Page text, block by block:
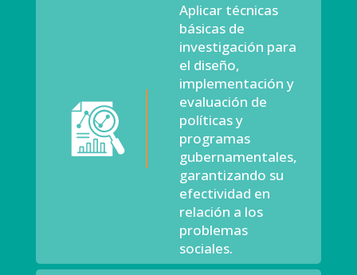
Aplicar técnicas
básicas de
investigación para
el diseño,
implementación y
evaluación de
políticas y
programas
gubernamentales,
garantizando su
efectividad en
relación a los
problemas
sociales.